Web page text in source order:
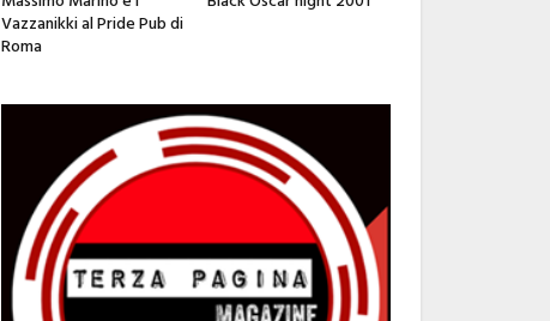
Vazzanikki al Pride Pub di
Roma